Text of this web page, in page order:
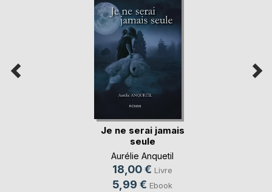
Je ne serai jamais
seule
Aurélie Anquetil
18,00 € Livre
5,99 € Ebook